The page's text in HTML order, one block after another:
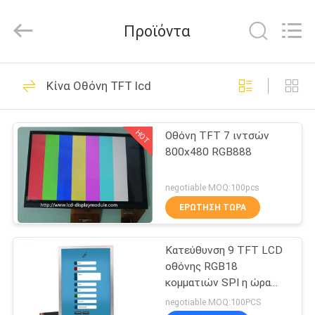
ΑΡΧΙΚΉ
ΣΕΛΊΔΑ
ΠΡΟΪΌΝΤΑ
ΒΊΝΤΕΟ
ΣΧΕΤΙΚΆ
Technology.
TFT LCD Οθόνη
37
ενότητα βαραίνω
LCD
26
Προϊόντα
Κίνα Οθόνη TFT lcd
HOT
Οθόνη TFT 7 ιντσών
800x480 RGB888
negotiable MOQ:100pcs
ΕΡΏΤΗΣΗ ΤΏΡΑ
Κατεύθυνση 9 TFT LCD
οθόνης RGB18
κομματιών SPI η ώρα
λειτουργίας διεπαφών
negotiable MOQ:100PCS